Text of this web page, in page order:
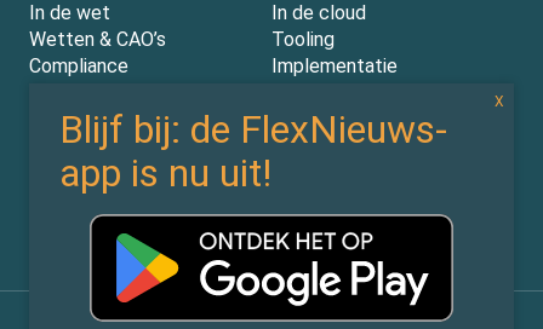
In de wet
Wetten & CAO’s
Compliance
In de cloud
Tooling
Implementatie
Experts
Partners
Vacatures
Nieuwsbrief
Privacy Statement